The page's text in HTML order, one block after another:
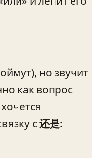
но звучит
как вопрос
с还是: